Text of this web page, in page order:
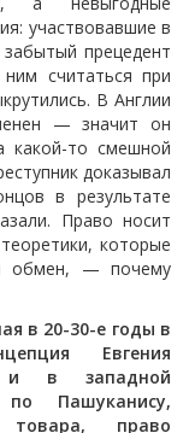
участвовавшие в
прецедент
считаться при
В Англии
— значит он
какой-то смешной
доказывал
в результате
Право носит
которые
обмен, — почему
в 20-30-е годы в
Евгения
и в западной
Пашуканису,
право